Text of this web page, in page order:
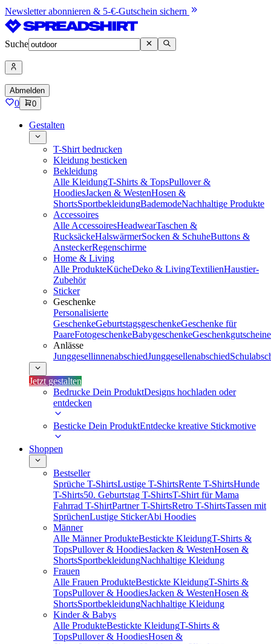
Newsletter abonnieren & 5-€-Gutschein sichern
Suche
Abmelden
0 0
Gestalten
T-Shirt bedrucken
Kleidung besticken
Bekleidung
Alle KleidungT-Shirts & TopsPullover &
HoodiesJacken & WestenHosen &
ShortsSportbekleidungBademodeNachhaltige Produkte
Accessoires
Alle AccessoiresHeadwearTaschen &
RucksäckeHalswärmerSocken & SchuheButtons &
AnsteckerRegenschirme
Home & Living
Alle ProdukteKücheDeko & LivingTextilienHaustier-
Zubehör
Sticker
Geschenke
Personalisierte
GeschenkeGeburtstagsgeschenkeGeschenke für
PaareFotogeschenkeBabygeschenkeGeschenkgutscheine
Anlässe
JunggesellinnenabschiedJunggesellenabschied
Jetzt gestalten
Bedrucke Dein ProduktDesigns hochladen oder
entdecken
Besticke Dein ProduktEntdecke kreative Stickmotive
Shoppen
Bestseller
Sprüche T-ShirtsLustige T-ShirtsRente T-ShirtsHunde
T-Shirts50. Geburtstag T-ShirtsT-Shirt für Mama
Fahrrad T-ShirtPartner T-ShirtsRetro T-ShirtsTassen mit
SprüchenLustige StickerAbi Hoodies
Männer
Alle Männer ProdukteBestickte KleidungT-Shirts &
TopsPullover & HoodiesJacken & WestenHosen &
ShortsSportbekleidungNachhaltige Kleidung
Frauen
Alle Frauen ProdukteBestickte KleidungT-Shirts &
TopsPullover & HoodiesJacken & WestenHosen &
ShortsSportbekleidungNachhaltige Kleidung
Kinder & Babys
Alle ProdukteBestickte KleidungT-Shirts &
TopsPullover & HoodiesHosen &